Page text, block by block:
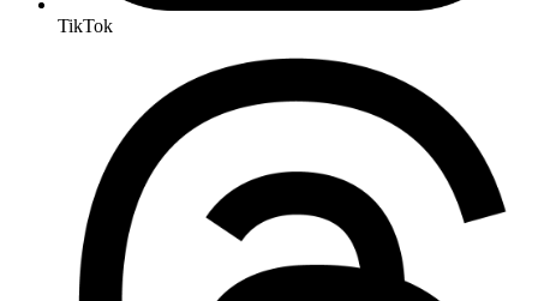
TikTok